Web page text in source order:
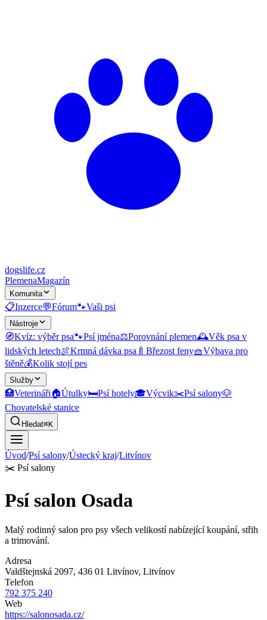
dogslife.cz
PlemenaMagazín
Komunita
📋Inzerce💬Fórum🐾Vaši psi
Nástroje
🧭Kvíz: výběr psa🐾Psí jména⚖️Porovnání plemen🕰️Věk psa v
lidských letech🍖Krmná dávka psa 🍼 Březost feny🧺Výbava pro
štěně💰Kolik stojí pes
Služby
🏥Veterináři🏠Útulky🛏️Psí hotely🎓Výcvik✂️Psí salony🐶
Chovatelské stanice
Hledat⌘K
Úvod/Psí salony/Ústecký kraj/Litvínov
✂️ Psí salony
Psí salon Osada
Malý rodinný salon pro psy všech velikostí nabízející koupání, střih
a trimování.
Adresa
Valdštejnská 2097, 436 01 Litvínov, Litvínov
Telefon
792 375 240
Web
https://salonosada.cz/